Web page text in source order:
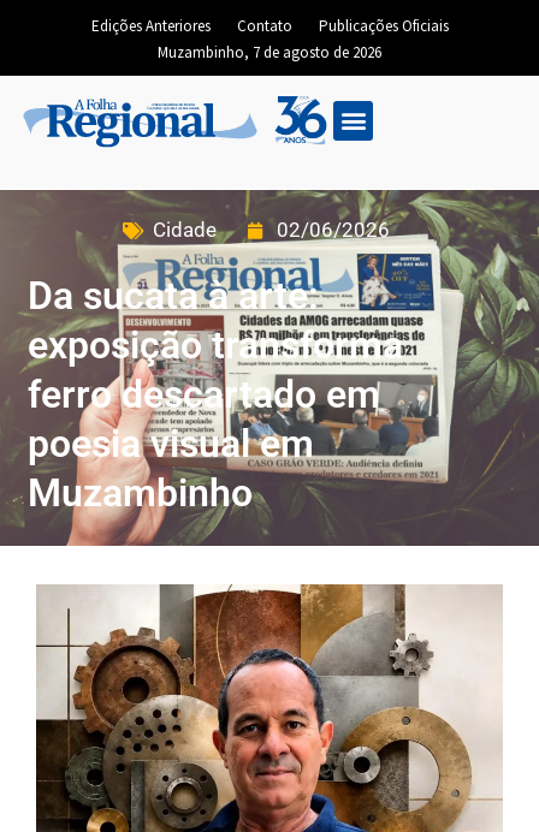
Edições Anteriores Contato
Publicações Oficiais
Muzambinho, 7 de agosto de 2026
Cidade 02/06/2026
Da sucata à arte:
exposição transforma
ferro descartado em
poesia visual em
Muzambinho